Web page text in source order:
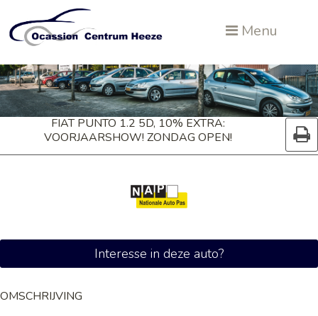
Menu
FIAT PUNTO 1.2 5D, 10% EXTRA:
VOORJAARSHOW! ZONDAG OPEN!
Interesse in deze auto?
OMSCHRIJVING